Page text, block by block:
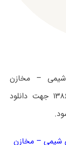
‌شیمی – مخازن‌
هیدروکربوری دانشگاه های سراسری سال ۱۳۸۶ جهت دانلود
کنکور ارشد ۸۶ مهندسی ‌شیمی – مخازن‌